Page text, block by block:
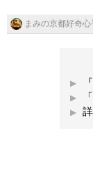
まみの京都好奇心